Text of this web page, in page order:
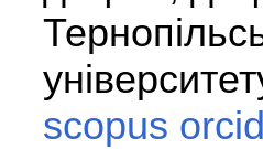
scopus